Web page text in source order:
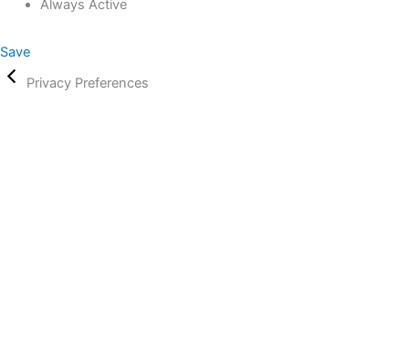
Always Active
Save
Privacy Preferences